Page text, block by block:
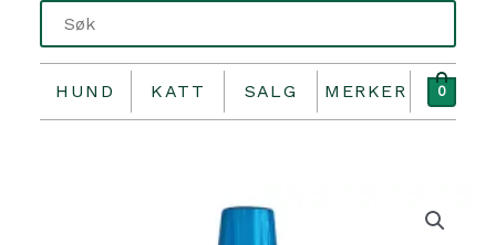
HUND KATT SALG MERKER 0